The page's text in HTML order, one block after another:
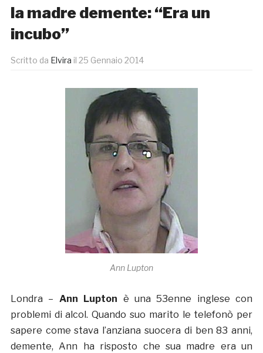
la madre demente: “Era un
incubo”
Scritto da Elvira il 25 Gennaio 2014
Ann Lupton
Londra – Ann Lupton è una 53enne inglese con
problemi di alcol. Quando suo marito le telefonò per
sapere come stava l’anziana suocera di ben 83 anni,
demente, Ann ha risposto che sua madre era un